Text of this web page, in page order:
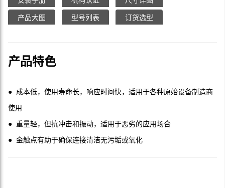
产品大图
型号列表 订货选型
产品特色
● 成本低，使用寿命长，响应时间快，适用于各种原始设备制造商
使用
● 重量轻，但抗冲击和振动，适用于恶劣的应用场合
● 金触点有助于确保连接清洁无污垢或氧化